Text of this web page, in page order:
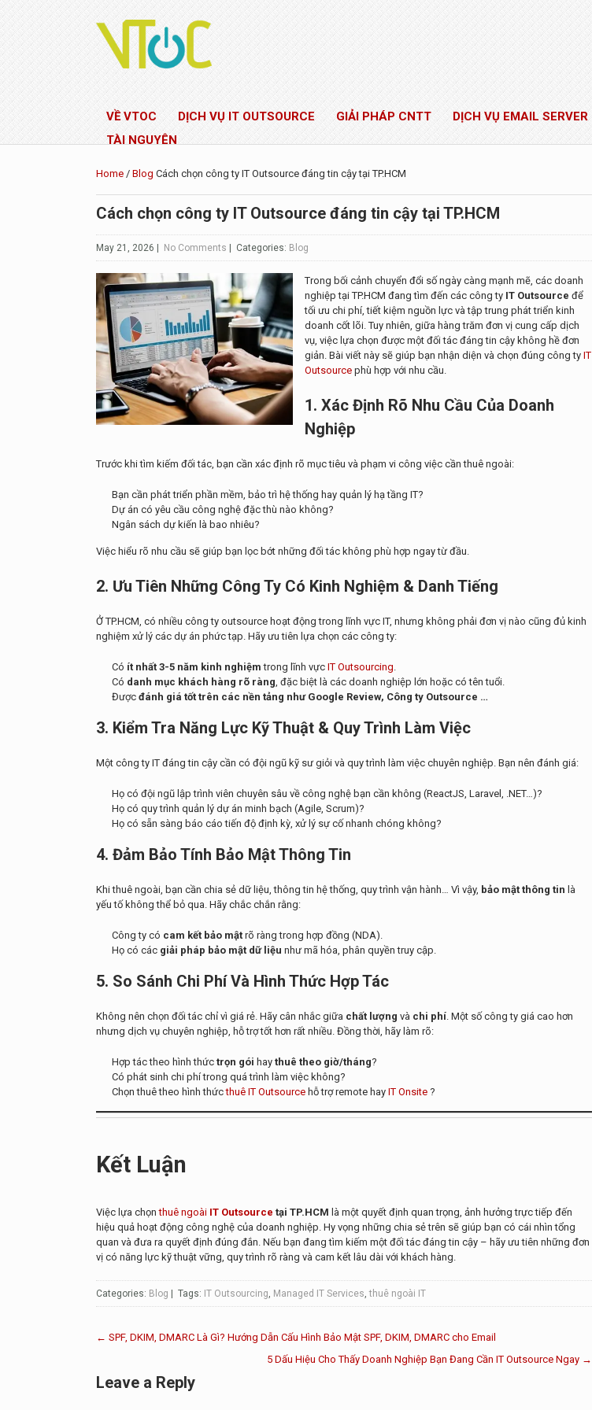
VỀ VTOC DỊCH VỤ IT OUTSOURCE GIẢI PHÁP CNTT DỊCH VỤ EMAIL SERVER
TÀI NGUYÊN
Home / Blog Cách chọn công ty IT Outsource đáng tin cậy tại TP.HCM
Cách chọn công ty IT Outsource đáng tin cậy tại TP.HCM
May 21, 2026 No Comments | Categories: Blog
Trong bối cảnh chuyển đổi số ngày càng mạnh mẽ, các doanh
nghiệp tại TP.HCM đang tìm đến các công ty IT Outsource để
tối ưu chi phí, tiết kiệm nguồn lực và tập trung phát triển kinh
doanh cốt lõi. Tuy nhiên, giữa hàng trăm đơn vị cung cấp dịch
vụ, việc lựa chọn được một đối tác đáng tin cậy không hề đơn
giản. Bài viết này sẽ giúp bạn nhận diện và chọn đúng công ty IT
Outsource phù hợp với nhu cầu.
1. Xác Định Rõ Nhu Cầu Của Doanh
Nghiệp
Trước khi tìm kiếm đối tác, bạn cần xác định rõ mục tiêu và phạm vi công việc cần thuê ngoài:
Bạn cần phát triển phần mềm, bảo trì hệ thống hay quản lý hạ tầng IT?
Dự án có yêu cầu công nghệ đặc thù nào không?
Ngân sách dự kiến là bao nhiêu?
Việc hiểu rõ nhu cầu sẽ giúp bạn lọc bớt những đối tác không phù hợp ngay từ đầu.
2. Ưu Tiên Những Công Ty Có Kinh Nghiệm & Danh Tiếng
Ở TP.HCM, có nhiều công ty outsource hoạt động trong lĩnh vực IT, nhưng không phải đơn vị nào cũng đủ kinh
nghiệm xử lý các dự án phức tạp. Hãy ưu tiên lựa chọn các công ty:
Có ít nhất 3-5 năm kinh nghiệm trong lĩnh vực IT Outsourcing.
Có danh mục khách hàng rõ ràng, đặc biệt là các doanh nghiệp lớn hoặc có tên tuổi.
Được đánh giá tốt trên các nền tảng như Google Review, Công ty Outsource …
3. Kiểm Tra Năng Lực Kỹ Thuật & Quy Trình Làm Việc
Một công ty IT đáng tin cậy cần có đội ngũ kỹ sư giỏi và quy trình làm việc chuyên nghiệp. Bạn nên đánh giá:
Họ có đội ngũ lập trình viên chuyên sâu về công nghệ bạn cần không (ReactJS, Laravel, .NET…)?
Họ có quy trình quản lý dự án minh bạch (Agile, Scrum)?
Họ có sẵn sàng báo cáo tiến độ định kỳ, xử lý sự cố nhanh chóng không?
4. Đảm Bảo Tính Bảo Mật Thông Tin
Khi thuê ngoài, bạn cần chia sẻ dữ liệu, thông tin hệ thống, quy trình vận hành… Vì vậy, bảo mật thông tin là
yếu tố không thể bỏ qua. Hãy chắc chắn rằng:
Công ty có cam kết bảo mật rõ ràng trong hợp đồng (NDA).
Họ có các giải pháp bảo mật dữ liệu như mã hóa, phân quyền truy cập.
5. So Sánh Chi Phí Và Hình Thức Hợp Tác
Không nên chọn đối tác chỉ vì giá rẻ. Hãy cân nhắc giữa chất lượng và chi phí. Một số công ty giá cao hơn
nhưng dịch vụ chuyên nghiệp, hỗ trợ tốt hơn rất nhiều. Đồng thời, hãy làm rõ:
Hợp tác theo hình thức trọn gói hay thuê theo giờ/tháng?
Có phát sinh chi phí trong quá trình làm việc không?
Chọn thuê theo hình thứcthuê IT Outsource hỗ trợ remote hay IT Onsite ?
Kết Luận
Việc lựa chọnthuê ngoài IT Outsource tại TP.HCM là một quyết định quan trọng, ảnh hưởng trực tiếp đến
hiệu quả hoạt động công nghệ của doanh nghiệp. Hy vọng những chia sẻ trên sẽ giúp bạn có cái nhìn tổng
quan và đưa ra quyết định đúng đắn. Nếu bạn đang tìm kiếm một đối tác đáng tin cậy – hãy ưu tiên những đơn
vị có năng lực kỹ thuật vững, quy trình rõ ràng và cam kết lâu dài với khách hàng.
Categories: Blog | Tags: IT Outsourcing, Managed IT Services,thuê ngoài IT
Post
← SPF, DKIM, DMARC Là Gì? Hướng Dẫn Cấu Hình Bảo Mật SPF, DKIM, DMARC cho Email
5 Dấu Hiệu Cho Thấy Doanh Nghiệp Bạn Đang Cần IT Outsource Ngay →
Leave a Reply